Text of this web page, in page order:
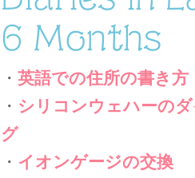
6 Months
・英語での住所の書き方
・ シリコンウェハーの
グ
・ イオンゲージの交換